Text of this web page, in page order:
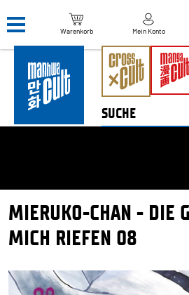
Warenkorb Mein Konto
MIERUKO-CHAN - DIE
MICH RIEFEN 08